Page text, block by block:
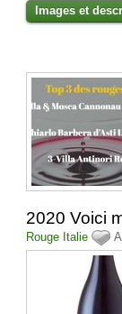
Images et
2020 Voici
Rouge Italie